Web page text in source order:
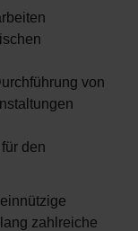
von
den
zahlreiche